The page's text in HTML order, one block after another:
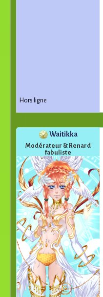
Hors ligne
Waitikka
Modérateur & Renard
fabuliste